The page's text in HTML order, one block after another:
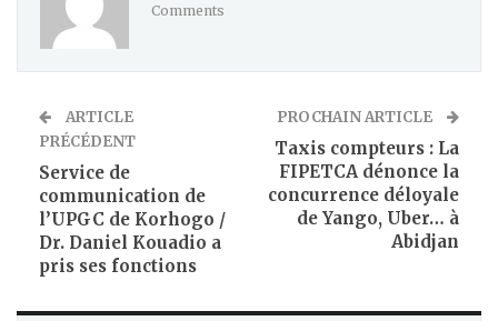
Comments
ARTICLE
PRÉCÉDENT
Service de
communication de
l’UPGC de Korhogo /
Dr. Daniel Kouadio a
pris ses fonctions
PROCHAIN ARTICLE
Taxis compteurs : La
FIPETCA dénonce la
concurrence déloyale
de Yango, Uber… à
Abidjan